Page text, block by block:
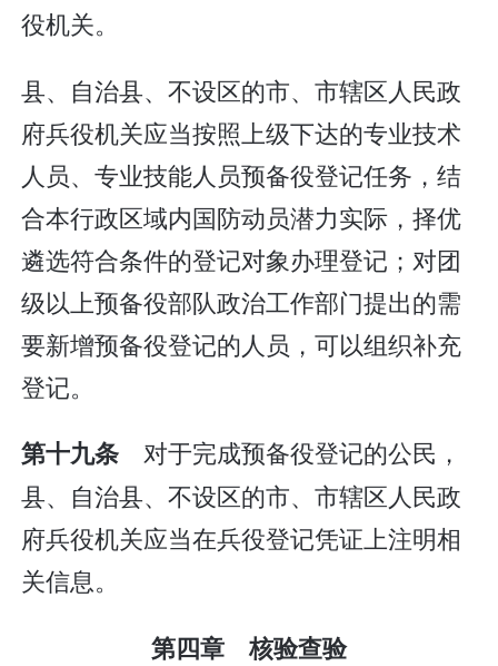
役机关。
县、自治县、不设区的市、市辖区人民政
府兵役机关应当按照上级下达的专业技术
人员、专业技能人员预备役登记任务，结
合本行政区域内国防动员潜力实际，择优
遴选符合条件的登记对象办理登记；对团
级以上预备役部队政治工作部门提出的需
要新增预备役登记的人员，可以组织补充
登记。
第十九条对于完成预备役登记的公民，
县、自治县、不设区的市、市辖区人民政
府兵役机关应当在兵役登记凭证上注明相
关信息。
第四章 核验查验